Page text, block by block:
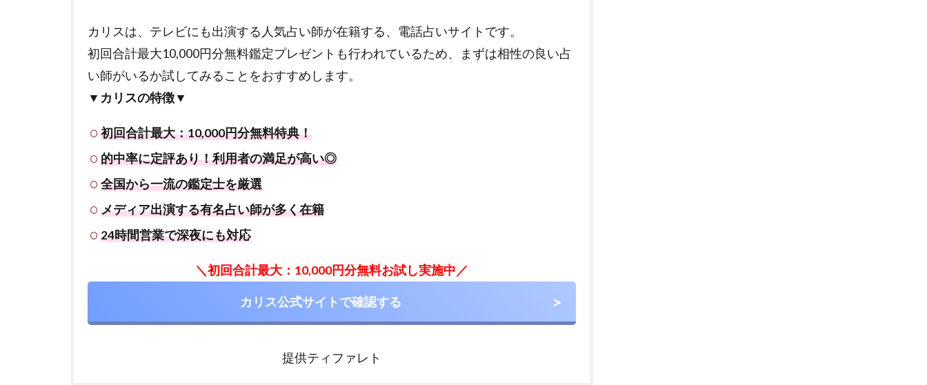
カリスは、テレビにも出演する人気占い師が在籍する、電話占いサイトです。
初回合計最大10,000円分無料鑑定プレゼントも行われているため、まずは相性の良い占
い師がいるか試してみることをおすすめします。
▼カリスの特徴▼
初回合計最大：10,000円分無料特典！
的中率に定評あり！利用者の満足が高い◎
全国から一流の鑑定士を厳選
メディア出演する有名占い師が多く在籍
24時間営業で深夜にも対応
＼初回合計最大：10,000円分無料お試し実施中／
カリス公式サイトで確認する
提供ティファレト